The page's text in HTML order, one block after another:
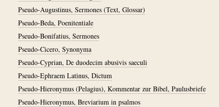
Pseudo-Augustinus, Sermones (Text, Glossar)
Pseudo-Beda, Poenitentiale
Pseudo-Bonifatius, Sermones
Pseudo-Cicero, Synonyma
Pseudo-Cyprian, De duodecim abusivis saeculi
Pseudo-Ephraem Latinus, Dictum
Pseudo-Hieronymus (Pelagius), Kommentar zur Bibel, Paulusbriefe
Pseudo-Hieronymus, Breviarium in psalmos